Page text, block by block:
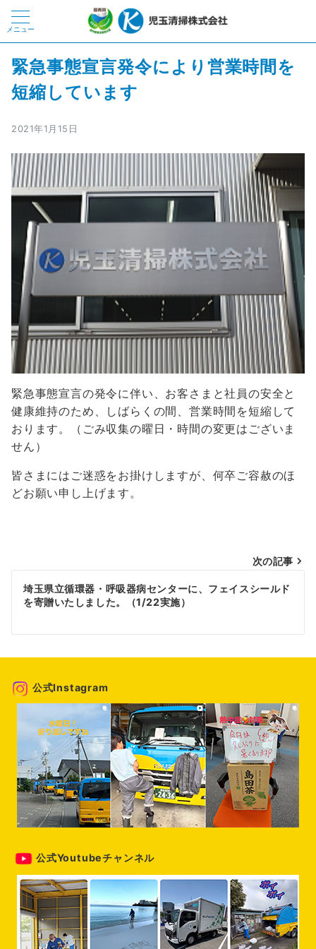
メニュー
緊急事態宣言発令により営業時間を
短縮しています
2021年1月15日
緊急事態宣言の発令に伴い、お客さまと社員の安全と
健康維持のため、しばらくの間、営業時間を短縮して
おります。（ごみ収集の曜日・時間の変更はございま
せん）
皆さまにはご迷惑をお掛けしますが、何卒ご容赦のほ
どお願い申し上げます。
稿
ナ
ビ
ゲ
ー
シ
次の記事
埼玉県立循環器・呼吸器病センターに、フェイスシールド
を寄贈いたしました。（1/22実施）
公式Instagram
公式Youtubeチャンネル